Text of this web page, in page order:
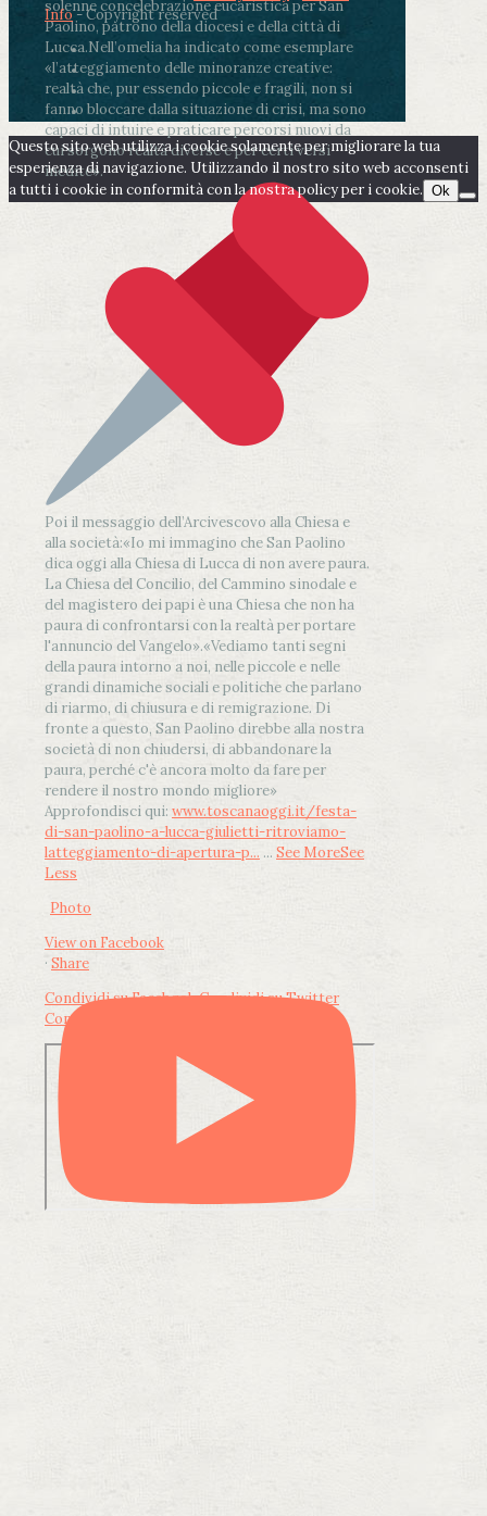
solenne concelebrazione eucaristica per San
Paolino, patrono della diocesi e della città di
Lucca.Nell’omelia ha indicato come esemplare
«l’atteggiamento delle minoranze creative:
realtà che, pur essendo piccole e fragili, non si
fanno bloccare dalla situazione di crisi, ma sono
capaci di intuire e praticare percorsi nuovi da
cui sorgono realtà diverse e per certi versi
inedite».
Poi il messaggio dell’Arcivescovo alla Chiesa e
alla società:«Io mi immagino che San Paolino
dica oggi alla Chiesa di Lucca di non avere paura.
La Chiesa del Concilio, del Cammino sinodale e
del magistero dei papi è una Chiesa che non ha
paura di confrontarsi con la realtà per portare
l'annuncio del Vangelo».«Vediamo tanti segni
della paura intorno a noi, nelle piccole e nelle
grandi dinamiche sociali e politiche che parlano
di riarmo, di chiusura e di remigrazione. Di
fronte a questo, San Paolino direbbe alla nostra
società di non chiudersi, di abbandonare la
paura, perché c'è ancora molto da fare per
rendere il nostro mondo migliore»
Approfondisci qui: www.toscanaoggi.it/festa-
di-san-paolino-a-lucca-giulietti-ritroviamo-
latteggiamento-di-apertura-p... ... See MoreSee
Less
Photo
View on Facebook
· Share
Condividi su FacebookCondividi su Twitter
Condividi su LinkedIn
Info- Copyright reserved
Questo sito web utilizza i cookie solamente per migliorare la tua
esperienza di navigazione. Utilizzando il nostro sito web acconsenti
a tutti i cookie in conformità con la nostra policy per i cookie. Ok